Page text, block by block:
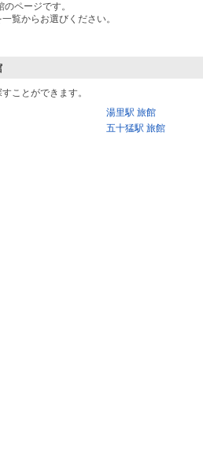
ページです。
覧からお選びください。
ことができます。
湯里駅 旅館
五十猛駅 旅館